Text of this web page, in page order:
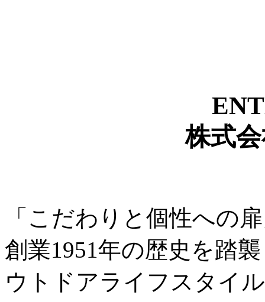
株式
「こだわりと個性への
創業1951年の歴史を踏
ウトドアライフスタイ